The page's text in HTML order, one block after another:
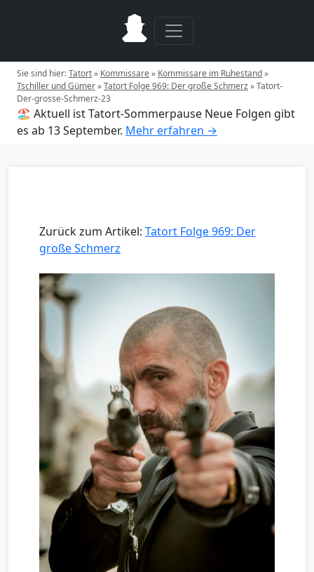
Sie sind hier:Tatort» Kommissare» Kommissare im Ruhestand»
Tschiller und Gümer»Tatort Folge 969: Der große Schmerz»Tatort-
Der-grosse-Schmerz-23
🏖️ Aktuell ist Tatort-Sommerpause Neue Folgen gibt
es ab 13 September. Mehr erfahren →
Zurück zum Artikel: Tatort Folge 969: Der
große Schmerz